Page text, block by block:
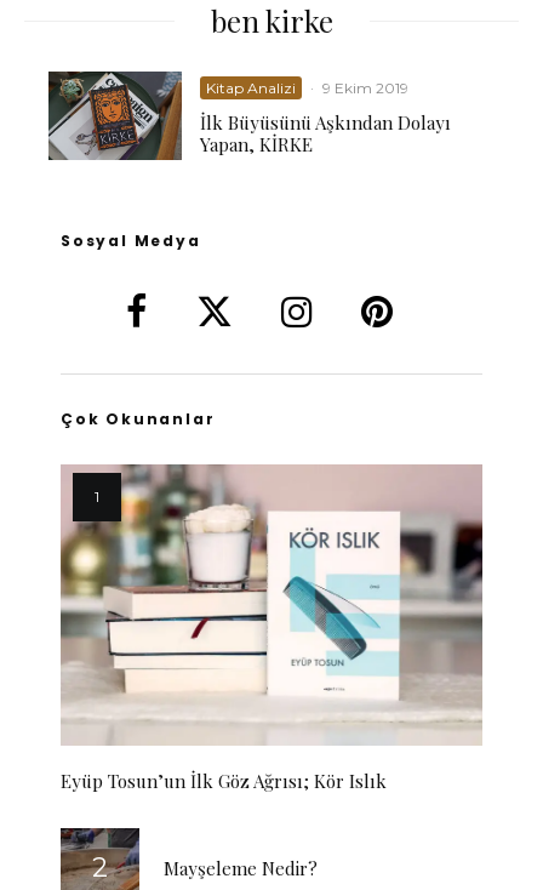
ben kirke
Kitap Analizi · 9 Ekim 2019
İlk Büyüsünü Aşkından Dolayı
Yapan, KİRKE
Sosyal Medya
Çok Okunanlar
Eyüp Tosun’un İlk Göz Ağrısı; Kör Islık
Mayşeleme Nedir?